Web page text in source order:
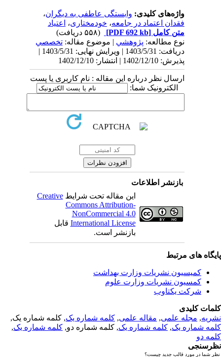
واژه‌های کلیدی:وابستگی عاطفی به دیگران ،
فقدان اعتماد در جامعه،خودمختاری،اعتیاد
متن کامل[PDF 692 kb]
نوع مطالعه:پژوهشي| موضوع مقاله:تخصصي
دریافت: 1403/5/31 | ویرایش نهایی: 1403/5/31 |
پذیرش: 1402/12/10 | انتشار: 1402/12/10
ارسال نظر درباره این مقاله : نام کاربری یا پست
الکترونیک شما:
بازنشر اطلاعات
این مقاله تحت شرایطCreative
Commons Attribution-
NonCommercial 4.0
International Licenseقابل
بازنشر است.
های مرتبط
کمیسیون نشریات وزارت بهداشت
کمسیون نشریات وزارت علوم
شرکت یکتاوب
کلیدی
,مجله علمی, مقاله علمی, کلمه شماره یک, کلمه شماره یک,
شماره یک,کلمه شماره یک, کلمه شماره دو,کلمه شماره یک,
دو
شما در مورد قالب جدید چیست؟